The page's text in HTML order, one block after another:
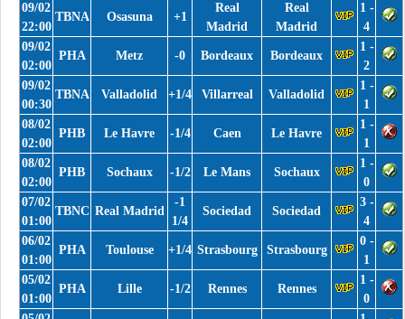
09/02
22:00
TBNA Osasuna +1
Real
Madrid
Real
Madrid
1 -
4
09/02
02:00
PHA Metz -0 Bordeaux Bordeaux
1 -
2
09/02
00:30
TBNA Valladolid +1/4 Villarreal Valladolid
1 -
1
08/02
02:00
PHB Le Havre -1/4 Caen Le Havre
1 -
1
08/02
02:00
PHB Sochaux -1/2 Le Mans Sochaux
1 -
0
07/02
01:00
TBNC Real Madrid
-1
1/4
Sociedad Sociedad
3 -
4
06/02
01:00
PHA Toulouse +1/4 Strasbourg Strasbourg
0 -
1
05/02
01:00
PHA Lille -1/2 Rennes Rennes
1 -
0